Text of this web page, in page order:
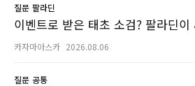
질문 팔라딘
이벤트로 받은 태초 소검? 팔라딘
카자마아스카 2026.08.06
질문 공통